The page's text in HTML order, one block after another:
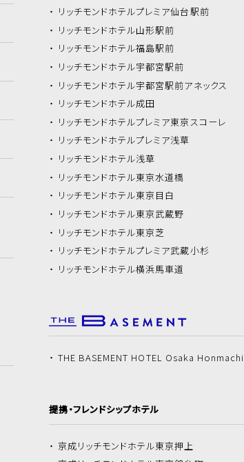
リッチモンドホテルプレミア仙台駅前
リッチモンドホテル山形駅前
リッチモンドホテル福島駅前
リッチモンドホテル宇都宮駅前
リッチモンドホテル宇都宮駅前アネックス
リッチモンドホテル成田
リッチモンドホテルプレミア東京スコーレ
リッチモンドホテルプレミア浅草
リッチモンドホテル浅草
リッチモンドホテル東京水道橋
リッチモンドホテル東京目白
リッチモンドホテル東京武蔵野
リッチモンドホテル東京芝
リッチモンドホテルプレミア武蔵小杉
リッチモンドホテル横浜馬車道
THE BASEMENT HOTEL Osaka Honmachi
提携・フレンドシップホテル
京成リッチモンドホテル東京押上